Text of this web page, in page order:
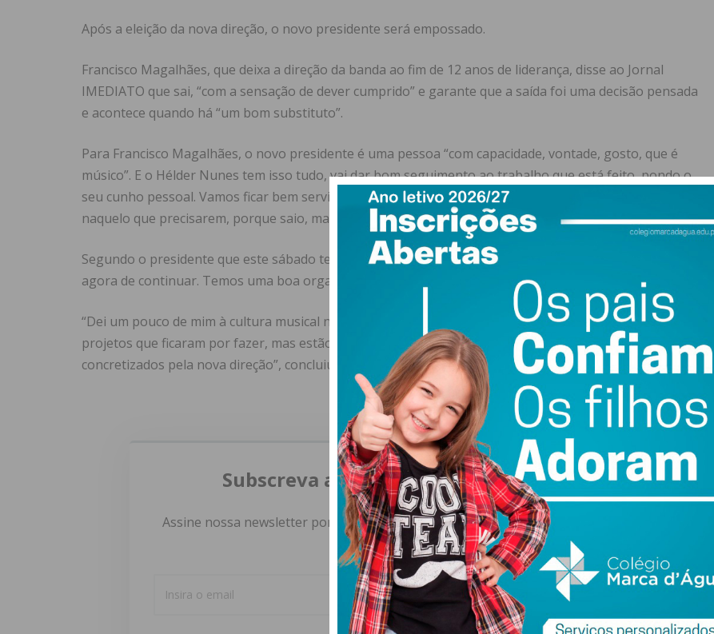
Após a eleição da nova direção, o novo presidente será empossado.
Francisco Magalhães, que deixa a direção da banda ao fim de 12 anos de liderança, disse ao Jornal
IMEDIATO que sai, “com a sensação de dever cumprido” e garante que a saída foi uma decisão pensada
e acontece quando há “um bom substituto”.
Para Francisco Magalhães, o novo presidente é uma pessoa “com capacidade, vontade, gosto, que é
músico”. E o Hélder Nunes tem isso tudo, vai dar bom seguimento ao trabalho que está feito, pondo o
seu cunho pessoal. Vamos ficar bem servidos e estarei sempre aqui para ajudar, como amigo da banda,
naquelo que precisarem, porque saio, mas não deixo de gostar da banda”, acrescentou.
Segundo o presidente que este sábado termina funções, “o caminho está trilhado e é muito mais fácil
agora de continuar. Temos uma boa organização”, salientou.
“Dei um pouco de mim à cultura musical no concelho e saio com a sensação de dever cumprido. Há
projetos que ficaram por fazer, mas estão para se concretizar e que não tenho duvidas que serão
concretizados pela nova direção”, concluiu.
Subscreva a newsletter do Imediato
Assine nossa newsletter por e-mail e obtenha de forma regular a informação
atualizada.